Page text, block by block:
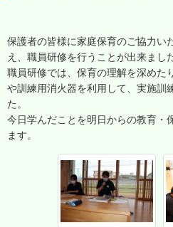
保護者の皆様に家庭保育のご協力い
え、職員研修を行うことが出来まし
職員研修では、保育の理解を深めた
や訓練用消火器を利用して、実施訓
た。
今日学んだことを明日からの教育・
ます。